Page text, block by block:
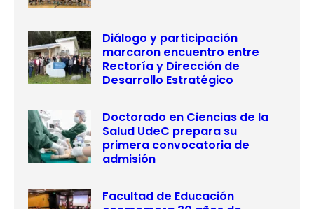
Diálogo y participación
marcaron encuentro entre
Rectoría y Dirección de
Desarrollo Estratégico
Doctorado en Ciencias de la
Salud UdeC prepara su
primera convocatoria de
admisión
Facultad de Educación